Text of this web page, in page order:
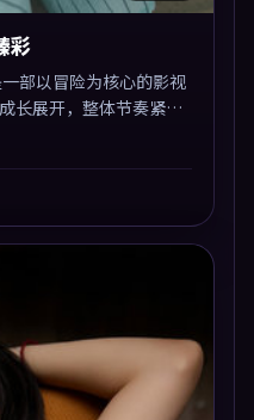
彩
部以冒险为核心的影视
长展开，整体节奏紧